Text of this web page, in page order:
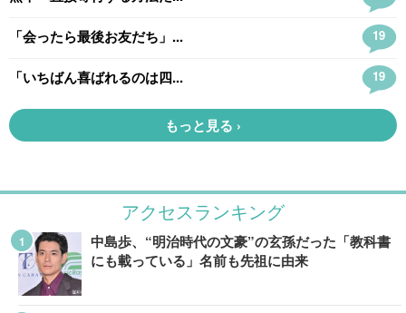
アクセスランキング
中島歩、“明治時代の文豪”の玄孫だった「教科書
にも載っている」名前も先祖に由来